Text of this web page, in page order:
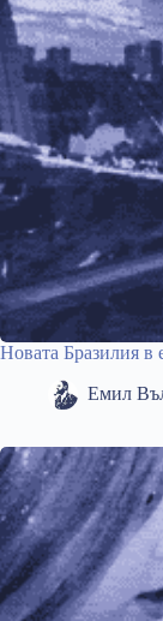
Новата Бразилия в
Емил